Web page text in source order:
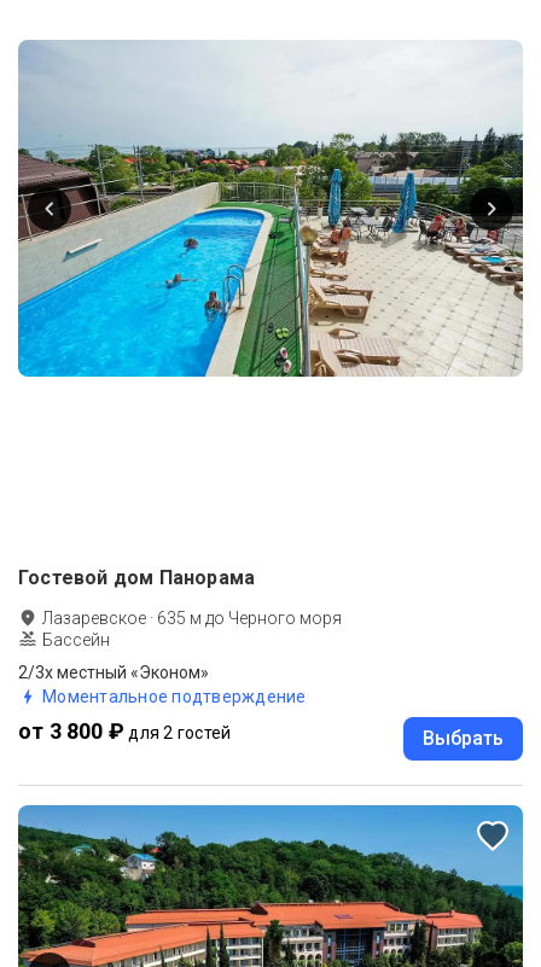
Гостевой дом Панорама
Лазаревское · 635 м до Черного моря
Бассейн
2/3х местный «Эконом»
Моментальное подтверждение
от 3 800 ₽ для 2 гостей Выбрать